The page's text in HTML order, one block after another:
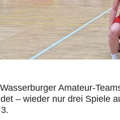
Amateur-
– wieder nur drei Spiele